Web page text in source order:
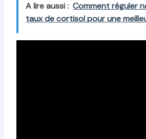
A lire aussi : Comment réguler
taux de cortisol pour une